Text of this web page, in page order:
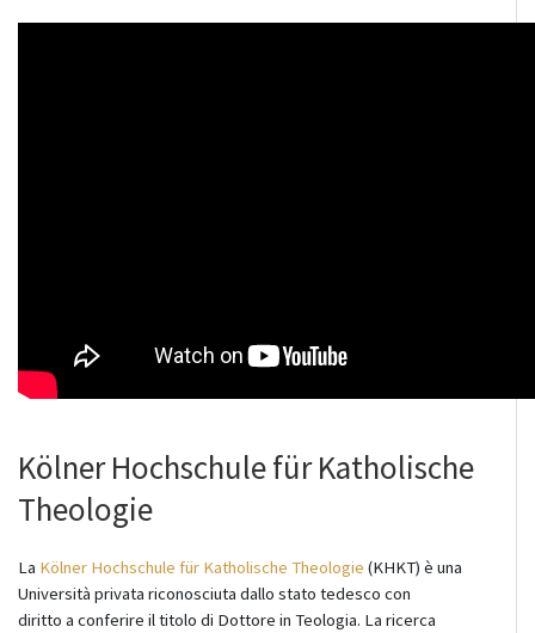
Kölner Hochschule für Katholische
Theologie
La Kölner Hochschule für Katholische Theologie (KHKT) è una
Università privata riconosciuta dallo stato tedesco con
diritto a conferire il titolo di Dottore in Teologia. La ricerca